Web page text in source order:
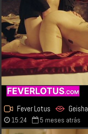
Fever Lotus Geisha
15:24 5 meses atrás